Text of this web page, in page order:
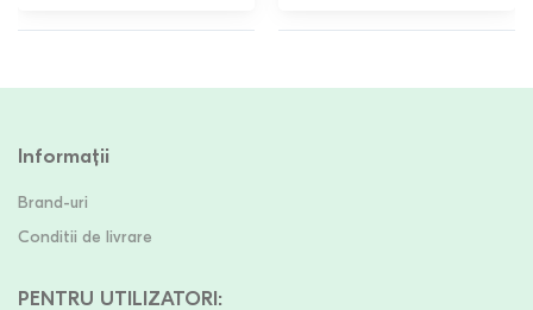
Informații
Brand-uri
Conditii de livrare
PENTRU UTILIZATORI: